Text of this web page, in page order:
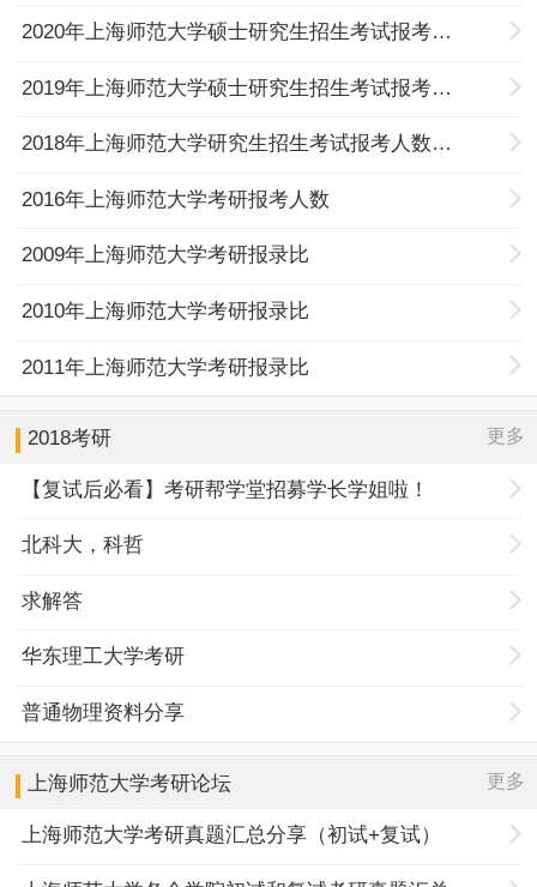
2020年上海师范大学硕士研究生招生考试报考人数统计
2019年上海师范大学硕士研究生招生考试报考人数统计
2018年上海师范大学研究生招生考试报考人数统计
2016年上海师范大学考研报考人数
2009年上海师范大学考研报录比
2010年上海师范大学考研报录比
2011年上海师范大学考研报录比
2018考研 更多
【复试后必看】考研帮学堂招募学长学姐啦！
北科大，科哲
求解答
华东理工大学考研
普通物理资料分享
上海师范大学考研论坛 更多
上海师范大学考研真题汇总分享（初试+复试）